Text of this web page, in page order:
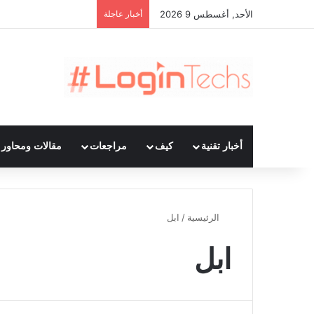
الأحد, أغسطس 9 2026 أخبار عاجلة
أخبار تقنية كيف مراجعات مقالات ومحاور
الرئيسية / ابل
ابل